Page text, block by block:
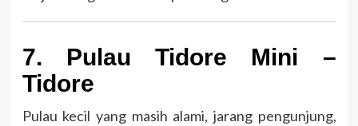
7. Pulau Tidore Mini –
Tidore
Pulau kecil yang masih alami, jarang pengunjung,